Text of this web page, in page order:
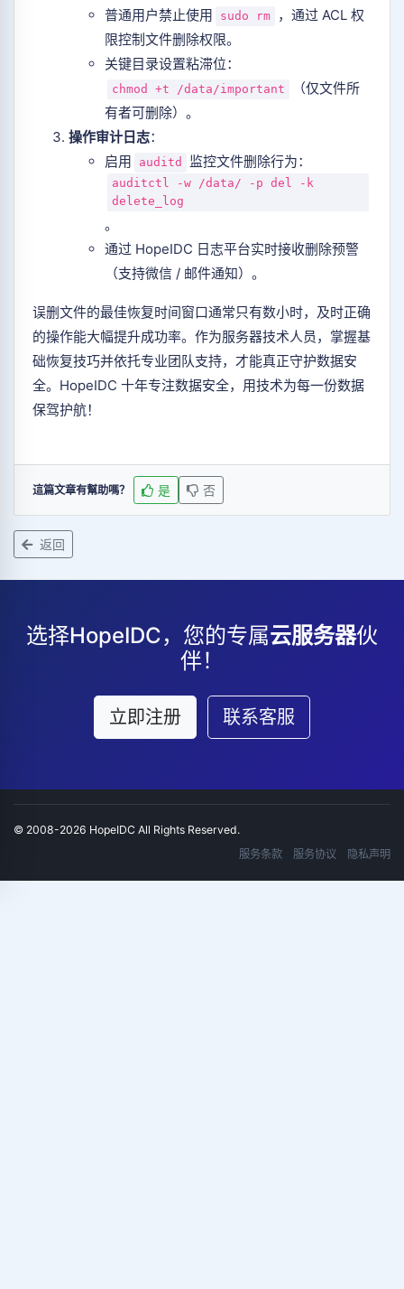
普通用户禁止使用
sudo rm
，通过 ACL 权
限控制文件删除权限。
关键目录设置粘滞位：
chmod +t /data/important
（仅文件所
有者可删除）。
操作审计日志：
启用
auditd 监控文件删除行为：
auditctl -w /data/ -p del -k
delete_log
。
通过 HopeIDC 日志平台实时接收删除预警
（支持微信 / 邮件通知）。
误删文件的最佳恢复时间窗口通常只有数小时，及时正确
的操作能大幅提升成功率。作为服务器技术人员，掌握基
础恢复技巧并依托专业团队支持，才能真正守护数据安
全。HopeIDC 十年专注数据安全，用技术为每一份数据
保驾护航！
這篇文章有幫助嗎？ 是 否
返回
选择HopeIDC，您的专属云服务器伙
伴！
立即注册 联系客服
© 2008-2026 HopeIDC All Rights Reserved.
服务条款
服务协议 隐私声明